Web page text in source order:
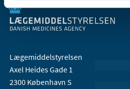
Lægemiddelstyrelsen
Axel Heides Gade 1
2300 København S